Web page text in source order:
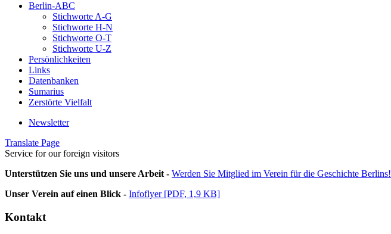
Berlin-ABC
Stichworte A-G
Stichworte H-N
Stichworte O-T
Stichworte U-Z
Persönlichkeiten
Links
Datenbanken
Sumarius
Zerstörte Vielfalt
Newsletter
Translate Page
Service for our foreign visitors
Unterstützen Sie uns und unsere Arbeit - Werden Sie Mitglied im Verein für die Geschichte Berlins!
Unser Verein auf einen Blick - Infoflyer [PDF, 1,9 KB]
Kontakt